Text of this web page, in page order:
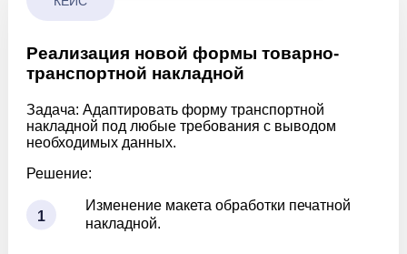
Реализация новой формы товарно-
транспортной накладной
Задача: Адаптировать форму транспортной
накладной под любые требования с выводом
необходимых данных.
Решение:
1
Изменение макета обработки печатной
накладной.